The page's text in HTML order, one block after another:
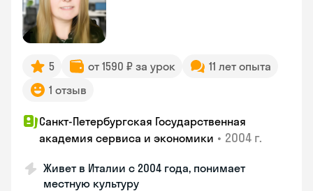
5 от 1590 ₽ за урок
11 лет опыта
1 отзыв
Санкт-Петербургская Государственная
академия сервиса и экономики • 2004 г.
Живет в Италии с 2004 года, понимает
местную культуру